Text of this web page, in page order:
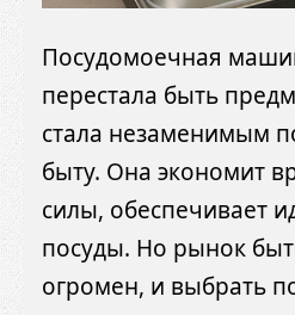
Посудомоечная
перестала быть
стала незаменимым
быту. Она экономит
силы, обеспечивает
посуды. Но рынок
огромен, и выбрать